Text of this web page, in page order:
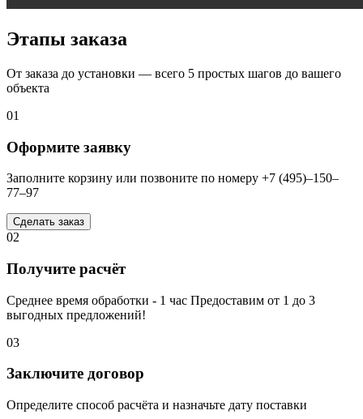
Этапы заказа
От заказа до установки — всего 5 простых шагов до вашего
объекта
01
Оформите заявку
Заполните корзину или позвоните по номеру +7 (495)–150–
77–97
Сделать заказ
02
Получите расчёт
Среднее время обработки - 1 час Предоставим от 1 до 3
выгодных предложений!
03
Заключите договор
Определите способ расчёта и назначьте дату поставки